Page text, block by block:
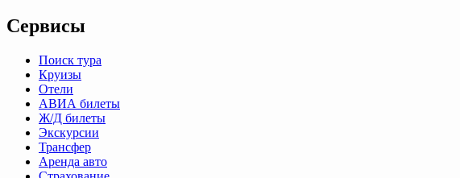
Сервисы
Поиск тура
Круизы
Отели
АВИА билеты
Ж/Д билеты
Экскурсии
Трансфер
Аренда авто